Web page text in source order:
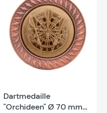
Dartmedaille
"Orchideen" Ø 70 mm